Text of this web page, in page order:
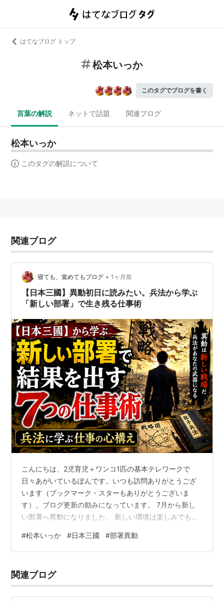
はてなブログ トップ
松本いっか
このタグでブログを書く
言葉の解説 ネットで話題 関連ブログ
松本いっか
このタグの解説について
関連ブログ
寝ても、覚めてもブログ • 1ヶ月前
【日本三國】異動初日に読みたい。兵法から学ぶ
「新しい部署」で生き残る仕事術
こんにちは、2児育児＋ワンコ1匹の基本テレワークで
日々あがいているぽんです。いつも訪問ありがとうござ
います（ブックマーク・スターもありがとうございま
す）。ブログ更新の励みになっています。 7月から新し
い部署へ異動になりました。 新しい環境は楽しみでもあ
「周囲に迷惑をかけないだろうか」と不安になるもので
す。 私自身もそんな気持ちを抱えながら新しいスタート
『日本三國』に登場する数々の兵法や軍師たちの考え方
でした。 『日本三國』は戦争漫画ですが、その本質は
#松本いっか #日本三國 #部署異動
関連ブログ